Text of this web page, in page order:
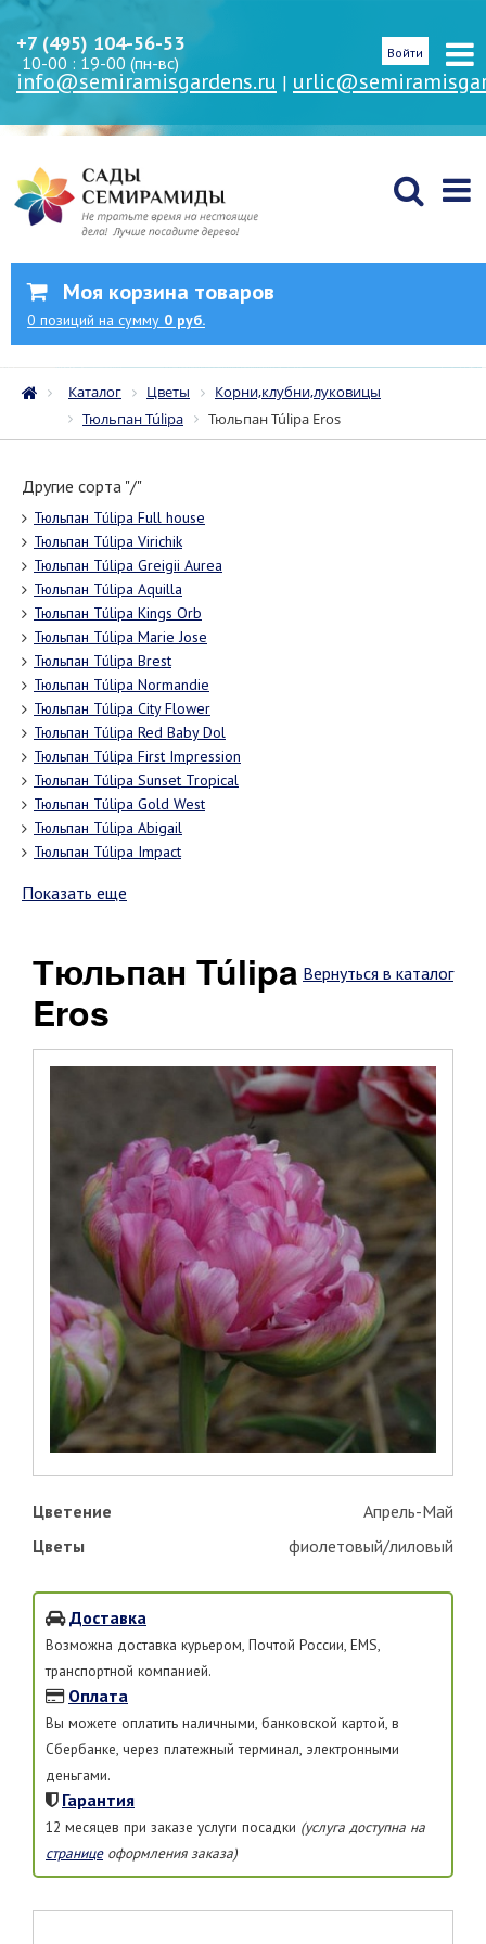
+7 (495) 104-56-53
10-00 : 19-00 (пн-вс)
info@semiramisgardens.ru |
Войти
Моя корзина товаров
0 позиций на сумму 0 руб.
Каталог Цветы
Корни,клубни,луковицы
Тюльпан Túlipa
Тюльпан Túlipa Eros
Другие сорта "/"
Тюльпан Túlipa Full house
Тюльпан Túlipa Virichik
Тюльпан Túlipa Greigii Aurea
Тюльпан Túlipa Aquilla
Тюльпан Túlipa Kings Orb
Тюльпан Túlipa Marie Jose
Тюльпан Túlipa Brest
Тюльпан Túlipa Normandie
Тюльпан Túlipa City Flower
Тюльпан Túlipa Red Baby Dol
Тюльпан Túlipa First Impression
Тюльпан Túlipa Sunset Tropical
Тюльпан Túlipa Gold West
Тюльпан Túlipa Abigail
Тюльпан Túlipa Impact
Показать еще
Вернуться в каталог
Тюльпан Túlipa
Eros
Цветение
Апрель-Май
Цветы
фиолетовый/лиловый
Доставка
Возможна доставка курьером, Почтой России, EMS,
транспортной компанией.
Оплата
Вы можете оплатить наличными, банковской картой, в
Сбербанке, через платежный терминал, электронными
деньгами.
Гарантия
12 месяцев при заказе услуги посадки (услуга доступна на
страницеоформления заказа)